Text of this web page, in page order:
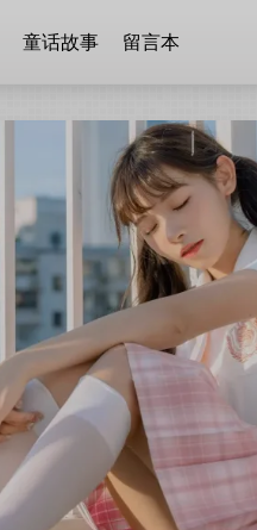
童话故事 留言本